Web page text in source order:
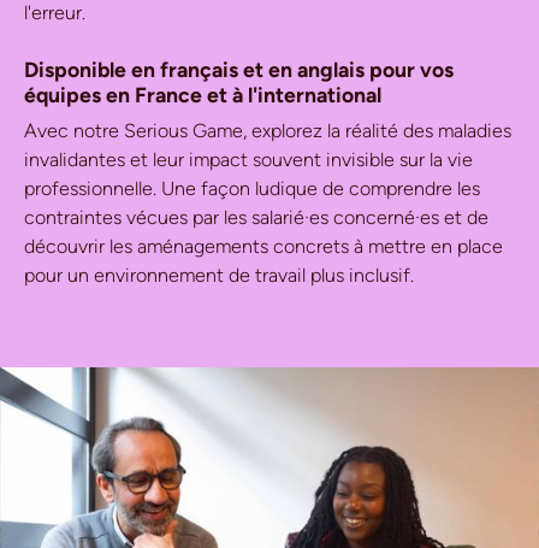
l'erreur.
Disponible en français et en anglais pour vos
équipes en France et à l'international
Avec notre Serious Game, explorez la réalité des maladies
invalidantes et leur impact souvent invisible sur la vie
professionnelle. Une façon ludique de comprendre les
contraintes vécues par les salarié·es concerné·es et de
découvrir les aménagements concrets à mettre en place
pour un environnement de travail plus inclusif.